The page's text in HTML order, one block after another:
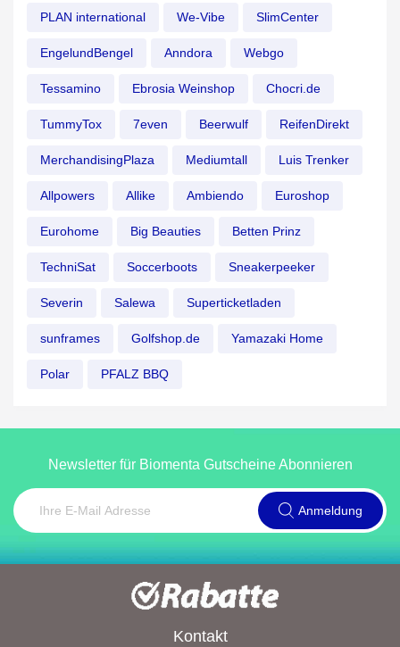
PLAN international We-Vibe SlimCenter
EngelundBengel Anndora Webgo
Tessamino Ebrosia Weinshop Chocri.de
TummyTox 7even Beerwulf ReifenDirekt
MerchandisingPlaza Mediumtall Luis Trenker
Allpowers Allike Ambiendo Euroshop
Eurohome Big Beauties Betten Prinz
TechniSat Soccerboots Sneakerpeeker
Severin Salewa Superticketladen
sunframes Golfshop.de Yamazaki Home
Polar PFALZ BBQ
Newsletter für Biomenta Gutscheine Abonnieren
Anmeldung
Kontakt